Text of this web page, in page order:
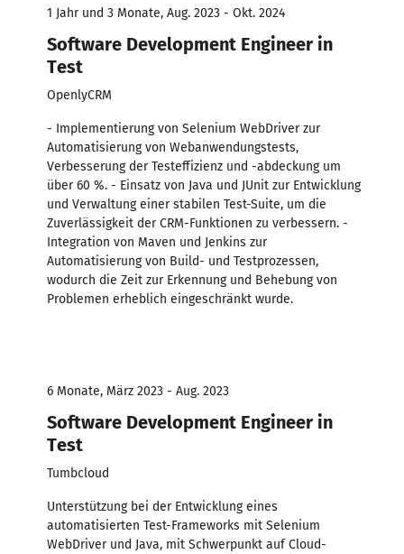
1 Jahr und 3 Monate, Aug. 2023 - Okt. 2024
Software Development Engineer in
Test
OpenlyCRM
- Implementierung von Selenium WebDriver zur
Automatisierung von Webanwendungstests,
Verbesserung der Testeffizienz und -abdeckung um
über 60 %. - Einsatz von Java und JUnit zur Entwicklung
und Verwaltung einer stabilen Test-Suite, um die
Zuverlässigkeit der CRM-Funktionen zu verbessern. -
Integration von Maven und Jenkins zur
Automatisierung von Build- und Testprozessen,
wodurch die Zeit zur Erkennung und Behebung von
Problemen erheblich eingeschränkt wurde.
6 Monate, März 2023 - Aug. 2023
Software Development Engineer in
Test
Tumbcloud
Unterstützung bei der Entwicklung eines
automatisierten Test-Frameworks mit Selenium
WebDriver und Java, mit Schwerpunkt auf Cloud-